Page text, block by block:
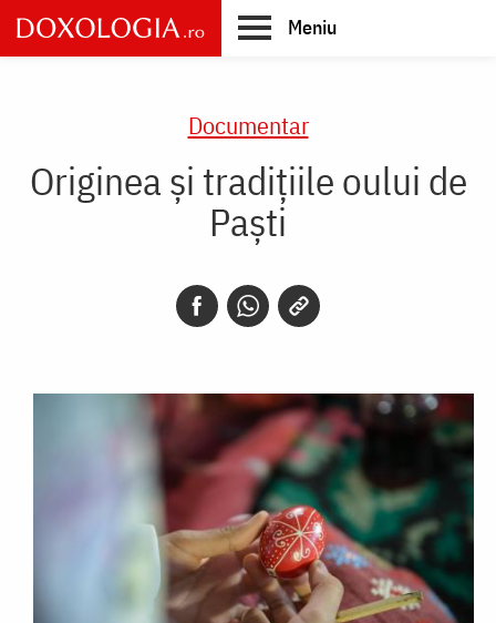
Skip
to
main
Meniu
Documentar
Originea şi tradiţiile oului de
Paşti